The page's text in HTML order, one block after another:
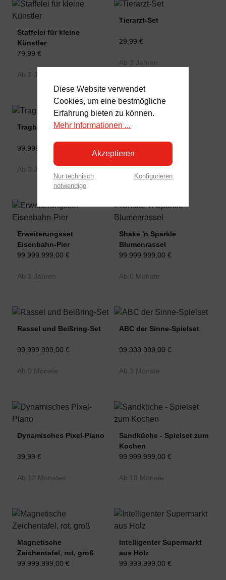
Staffelei für kleine
Künstler
79,99 €
Ab 3 Jahren
Tierarzt-Set
29,99 €
Ab 3 Jahren
Tragbares Bahnhof-Set
99.999.999,00 €
Ab 3 Jahren
Zahnarzt-Set
Erweiterungsset
Eisenbahn-Pier
99.999.999,00 €
Ab 3 Jahren
Shake 'n Sparkle
Blumenrassel
99.999.999,00 €
Ab 0 Monate
Rassel und Beißring-Set
99.999.999,00 €
Ab 0 Monate
ABC der Sinne-Spielset
99.999.999,00 €
Ab 3 Monate
Dynamisches Pixel-Piano
39,99 €
Ab 12 Monaten
Sandküche - Spielset zum
Kochen
99.999.999,00 €
Ab 18 Monate
Magnetische
Zeichentafel, rot, groß
99.999.999,00 €
Intelligenter Supermarkt
aus Holz
99.999.999,00 €
Diese Website verwendet
Cookies, um eine bestmögliche
Erfahrung bieten zu können.
Mehr Informationen ...
Akzeptieren
Nur technisch
notwendige
Konfigurieren